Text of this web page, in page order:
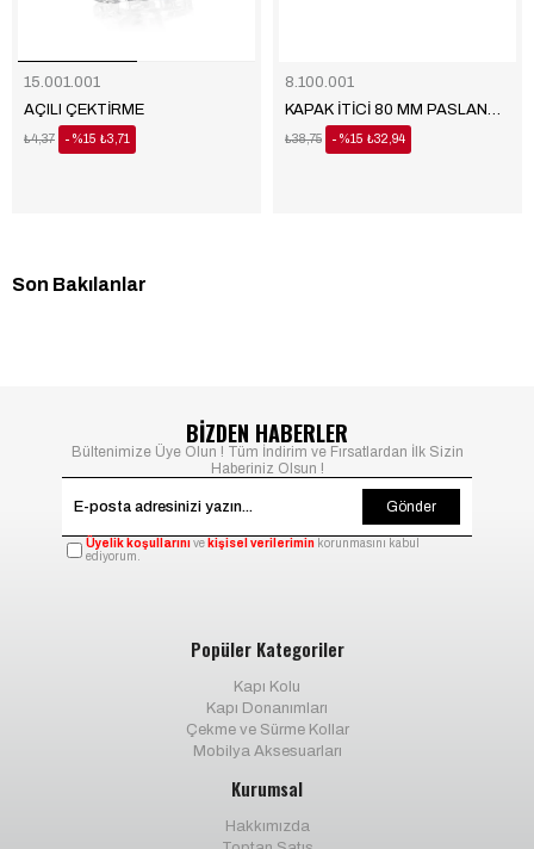
15.001.001
AÇILI ÇEKTİRME
%15 ₺3,71
₺4,37
8.100.001
KAPAK İTİCİ 80 MM PASLANMAZ
%15 ₺32,94
₺38,75
Son Bakılanlar
BİZDEN HABERLER
Bültenimize Üye Olun ! Tüm İndirim ve Fırsatlardan İlk Sizin
Haberiniz Olsun !
Gönder
Üyelik koşullarınıve kişisel verilerimin korunmasını kabul
ediyorum.
Popüler Kategoriler
Kapı Kolu
Kapı Donanımları
Çekme ve Sürme Kollar
Mobilya Aksesuarları
Kurumsal
Hakkımızda